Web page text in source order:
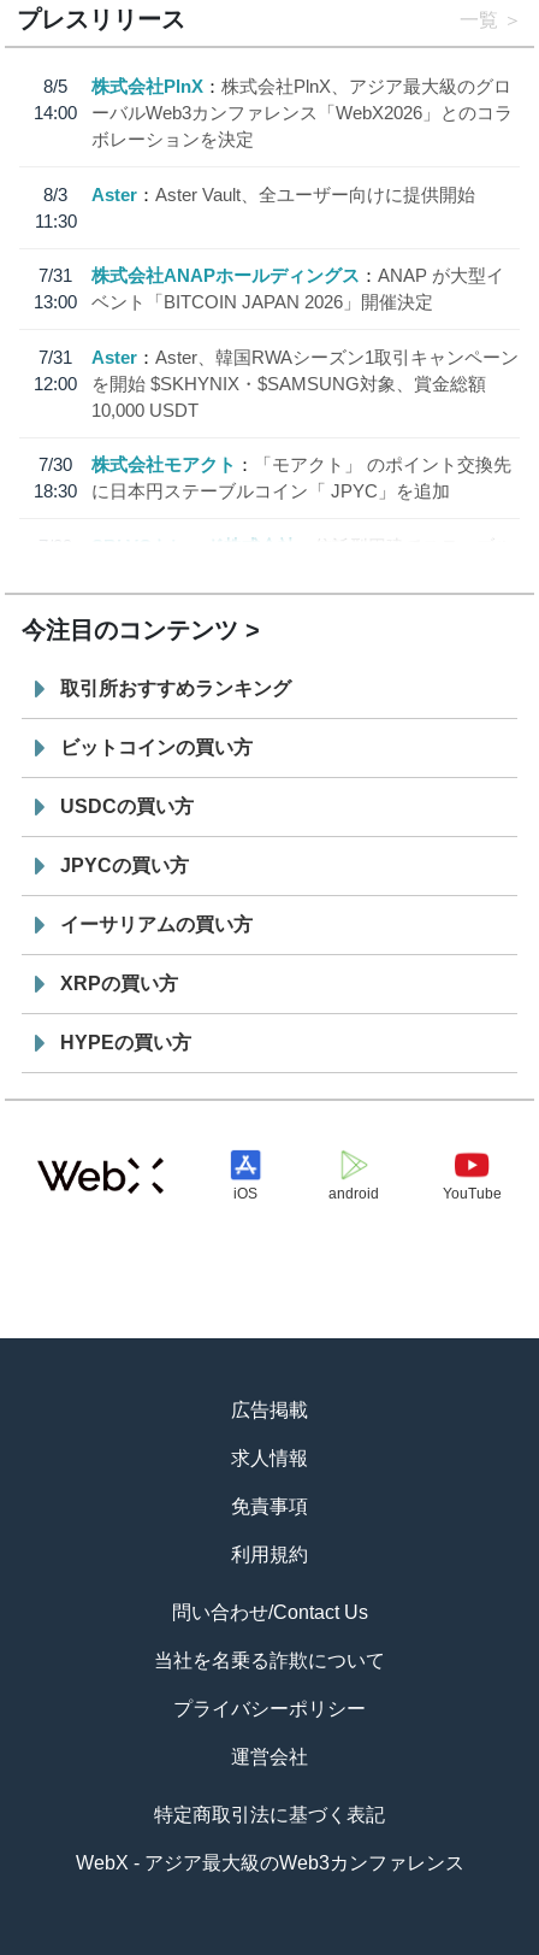
プレスリリース 一覧
8/5
14:00
株式会社PlnX
株式会社PlnX、アジア最大級のグロ
ーバルWeb3カンファレンス「WebX2026」とのコラ
ボレーションを決定
8/3
11:30
Aster Aster Vault、全ユーザー向けに提供開始
7/31
13:00
株式会社ANAPホールディングス
ANAP が大型イ
ベント「BITCOIN JAPAN 2026」開催決定
7/31
12:00
Aster
Aster、韓国RWAシーズン1取引キャンペーン
を開始 $SKHYNIX・$SAMSUNG対象、賞金総額
10,000 USDT
7/30
18:30
株式会社モアクト
「モアクト」 のポイント交換先
に日本円ステーブルコイン「 JPYC」を追加
7/29
SBI VCトレード株式会社
信託型円建てステーブル
今注目のコンテンツ
取引所おすすめランキング
ビットコインの買い方
USDCの買い方
JPYCの買い方
イーサリアムの買い方
XRPの買い方
HYPEの買い方
iOS android YouTube
広告掲載
求人情報
免責事項
利用規約
問い合わせ/Contact Us
当社を名乗る詐欺について
プライバシーポリシー
運営会社
特定商取引法に基づく表記
WebX - アジア最大級のWeb3カンファレンス